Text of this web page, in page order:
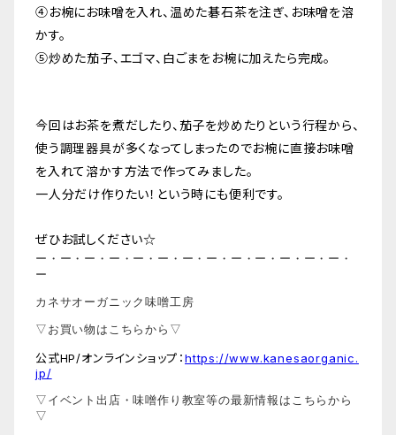
④お椀にお味噌を入れ、温めた碁石茶を注ぎ、お味噌を溶
かす。
⑤炒めた茄子、エゴマ、白ごまをお椀に加えたら完成。
今回はお茶を煮だしたり、茄子を炒めたりという行程から、
使う調理器具が多くなってしまったのでお椀に直接お味噌
を入れて溶かす方法で作ってみました。
一人分だけ作りたい！という時にも便利です。
ぜひお試しください☆
ー・ー・ー・ー・ー・ー・ー・ー・ー・ー・ー・ー・ー・
ー
カネサオーガニック味噌工房
▽お買い物はこちらから▽
公式HP/オンラインショップ：https://www.kanesaorganic.
jp/
▽イベント出店・味噌作り教室等の最新情報はこちらから
▽